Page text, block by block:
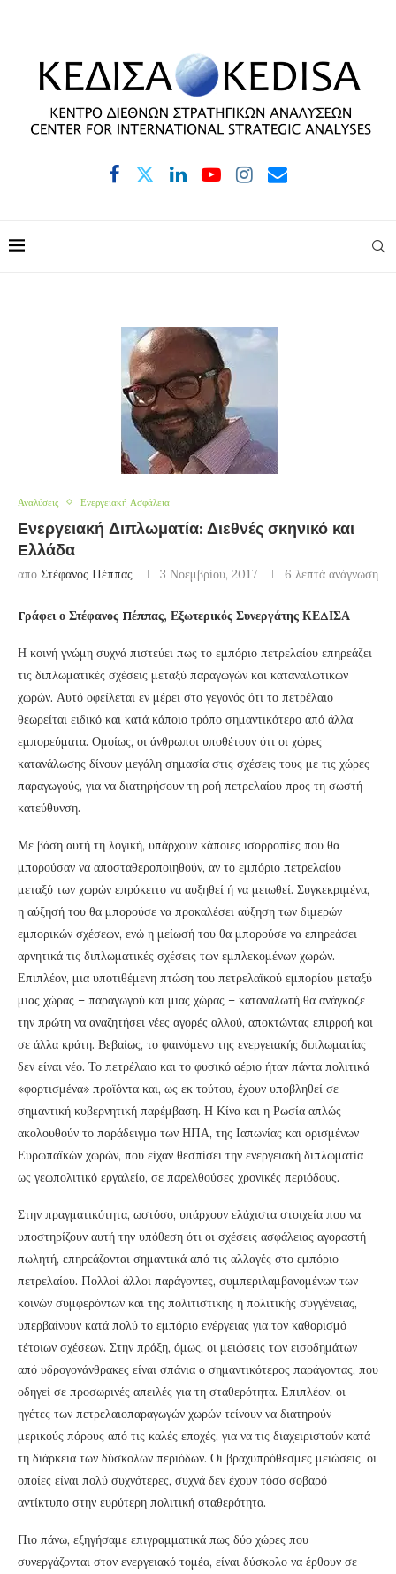
Αναλύσεις Ενεργειακή Ασφάλεια
Ενεργειακή Διπλωματία: Διεθνές σκηνικό και
Ελλάδα
από Στέφανος Πέππας 3 Νοεμβρίου, 2017 6 λεπτά ανάγνωση
Γράφει ο Στέφανος Πέππας, Εξωτερικός Συνεργάτης ΚΕΔΙΣΑ
Η κοινή γνώμη συχνά πιστεύει πως το εμπόριο πετρελαίου επηρεάζει
τις διπλωματικές σχέσεις μεταξύ παραγωγών και καταναλωτικών
χωρών. Αυτό οφείλεται εν μέρει στο γεγονός ότι το πετρέλαιο
θεωρείται ειδικό και κατά κάποιο τρόπο σημαντικότερο από άλλα
εμπορεύματα. Ομοίως, οι άνθρωποι υποθέτουν ότι οι χώρες
κατανάλωσης δίνουν μεγάλη σημασία στις σχέσεις τους με τις χώρες
παραγωγούς, για να διατηρήσουν τη ροή πετρελαίου προς τη σωστή
κατεύθυνση.
Με βάση αυτή τη λογική, υπάρχουν κάποιες ισορροπίες που θα
μπορούσαν να αποσταθεροποιηθούν, αν το εμπόριο πετρελαίου
μεταξύ των χωρών επρόκειτο να αυξηθεί ή να μειωθεί. Συγκεκριμένα,
η αύξησή του θα μπορούσε να προκαλέσει αύξηση των διμερών
εμπορικών σχέσεων, ενώ η μείωσή του θα μπορούσε να επηρεάσει
αρνητικά τις διπλωματικές σχέσεις των εμπλεκομένων χωρών.
Επιπλέον, μια υποτιθέμενη πτώση του πετρελαϊκού εμπορίου μεταξύ
μιας χώρας – παραγωγού και μιας χώρας – καταναλωτή θα ανάγκαζε
την πρώτη να αναζητήσει νέες αγορές αλλού, αποκτώντας επιρροή και
σε άλλα κράτη. Βεβαίως, το φαινόμενο της ενεργειακής διπλωματίας
δεν είναι νέο. Το πετρέλαιο και το φυσικό αέριο ήταν πάντα πολιτικά
«φορτισμένα» προϊόντα και, ως εκ τούτου, έχουν υποβληθεί σε
σημαντική κυβερνητική παρέμβαση. Η Κίνα και η Ρωσία απλώς
ακολουθούν το παράδειγμα των ΗΠΑ, της Ιαπωνίας και ορισμένων
Ευρωπαϊκών χωρών, που είχαν θεσπίσει την ενεργειακή διπλωματία
ως γεωπολιτικό εργαλείο, σε παρελθούσες χρονικές περιόδους.
Στην πραγματικότητα, ωστόσο, υπάρχουν ελάχιστα στοιχεία που να
υποστηρίζουν αυτή την υπόθεση ότι οι σχέσεις ασφάλειας αγοραστή-
πωλητή, επηρεάζονται σημαντικά από τις αλλαγές στο εμπόριο
πετρελαίου. Πολλοί άλλοι παράγοντες, συμπεριλαμβανομένων των
κοινών συμφερόντων και της πολιτιστικής ή πολιτικής συγγένειας,
υπερβαίνουν κατά πολύ το εμπόριο ενέργειας για τον καθορισμό
τέτοιων σχέσεων. Στην πράξη, όμως, οι μειώσεις των εισοδημάτων
από υδρογονάνθρακες είναι σπάνια ο σημαντικότερος παράγοντας, που
οδηγεί σε προσωρινές απειλές για τη σταθερότητα. Επιπλέον, οι
ηγέτες των πετρελαιοπαραγωγών χωρών τείνουν να διατηρούν
μερικούς πόρους από τις καλές εποχές, για να τις διαχειριστούν κατά
τη διάρκεια των δύσκολων περιόδων. Οι βραχυπρόθεσμες μειώσεις, οι
οποίες είναι πολύ συχνότερες, συχνά δεν έχουν τόσο σοβαρό
αντίκτυπο στην ευρύτερη πολιτική σταθερότητα.
Πιο πάνω, εξηγήσαμε επιγραμματικά πως δύο χώρες που
συνεργάζονται στον ενεργειακό τομέα, είναι δύσκολο να έρθουν σε